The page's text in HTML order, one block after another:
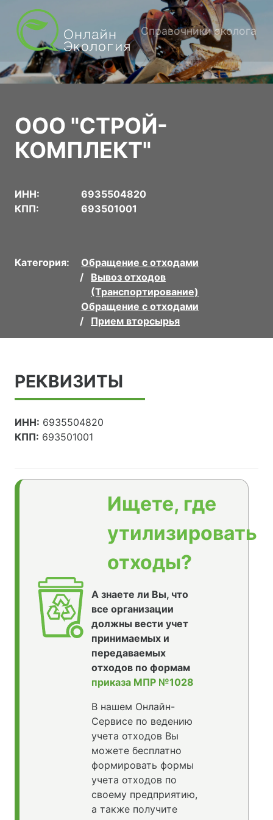
Справочники эколога
ООО "СТРОЙ-
КОМПЛЕКТ"
ИНН:
6935504820
КПП:
693501001
Категория:
Обращение с отходами
Вывоз отходов
(Транспортирование)
Обращение с отходами
Прием вторсырья
РЕКВИЗИТЫ
ИНН: 6935504820
КПП: 693501001
Ищете, где
утилизировать
отходы?
А знаете ли Вы, что
все организации
должны вести учет
принимаемых и
передаваемых
отходов по формам
приказа МПР №1028
В нашем Онлайн-
Сервисе по ведению
учета отходов Вы
можете бесплатно
формировать формы
учета отходов по
своему предприятию,
а также получите